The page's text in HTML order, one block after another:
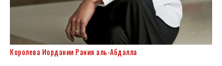
Королева Иордании Рания аль-Абдалла